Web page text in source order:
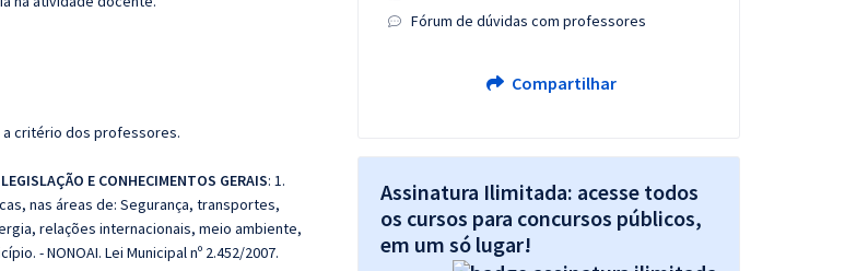
critério dos professores.
LEGISLAÇÃO E CONHECIMENTOS GERAIS: 1.
nas áreas de: Segurança, transportes,
relações internacionais, meio ambiente,
- NONOAI. Lei Municipal nº 2.452/2007.
Fórum de dúvidas com professores
Compartilhar
Assinatura Ilimitada: acesse todos
os cursos para concursos públicos,
em um só lugar!